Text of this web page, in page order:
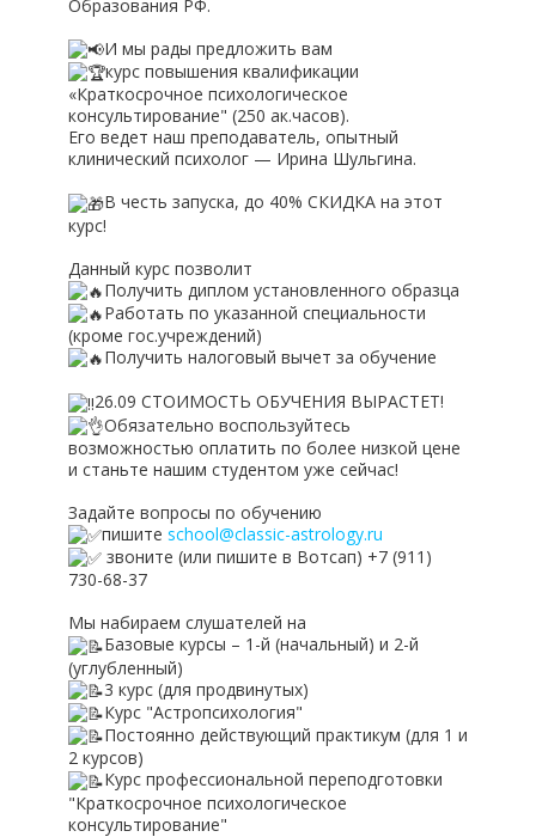
Образования РФ.
И мы рады предложить вам
курс повышения квалификации
«Краткосрочное психологическое
консультирование" (250 ак.часов).
Его ведет наш преподаватель, опытный
клинический психолог — Ирина Шульгина.
В честь запуска, до 40% СКИДКА на этот
курс!
Данный курс позволит
Получить диплом установленного образца
Работать по указанной специальности
(кроме гос.учреждений)
Получить налоговый вычет за обучение
26.09 СТОИМОСТЬ ОБУЧЕНИЯ ВЫРАСТЕТ!
Обязательно воспользуйтесь
возможностью оплатить по более низкой цене
и станьте нашим студентом уже сейчас!
Задайте вопросы по обучению
пишите school@classic-astrology.ru
звоните (или пишите в Вотсап) +7 (911)
730-68-37
Мы набираем слушателей на
Базовые курсы – 1-й (начальный) и 2-й
(углубленный)
3 курс (для продвинутых)
Курс "Астропсихология"
Постоянно действующий практикум (для 1 и
2 курсов)
Курс профессиональной переподготовки
"Краткосрочное психологическое
консультирование"